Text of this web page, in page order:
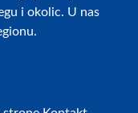
i okolic. U nas